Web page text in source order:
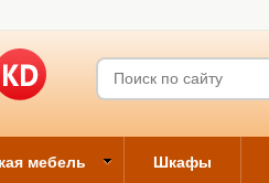
мебель Шкафы